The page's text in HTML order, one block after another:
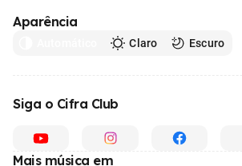
Aparência
Claro Escuro
Siga o Cifra Club
Mais música em